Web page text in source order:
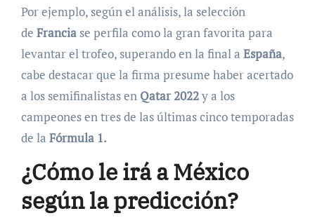
Por ejemplo, según el análisis, la selección
de Francia se perfila como la gran favorita para
levantar el trofeo, superando en la final a España,
cabe destacar que la firma presume haber acertado
a los semifinalistas enQatar 2022y a los
campeones en tres de las últimas cinco temporadas
de la Fórmula 1.
¿Cómo le irá a México
según la predicción?